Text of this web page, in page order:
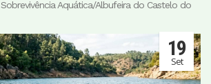
Sobrevivência Aquática/Albufeira do Castelo do
19
Set